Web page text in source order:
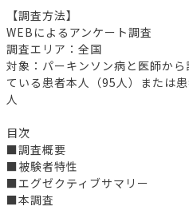
【調査方法】
WEBによるアンケート調査
調査エリア：全国
対象：パーキンソン病と医師か
ている患者本人（95人）または
人
目次
■調査概要
■被験者特性
■エグゼクティブサマリー
■本調査